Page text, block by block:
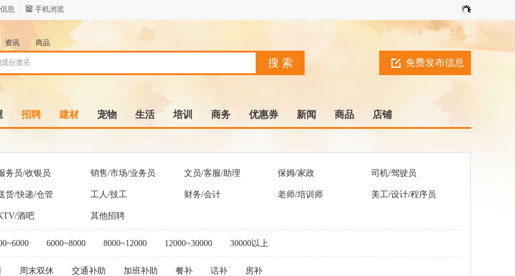
息 手机浏览
免费发布信息
资讯 商品
招聘 建材 宠物 生活 培训 商务 优惠券 新闻 商品 店铺
务员/收银员 销售/市场/业务员 文员/客服/助理 保姆/家政 司机/驾驶员
货/快递/仓管 工人/技工 财务/会计 老师/培训师 美工/设计/程序员
酒吧 其他招聘
6000~8000 8000~12000 12000~30000 30000以上
周末双休 交通补助 加班补助 餐补 话补 房补